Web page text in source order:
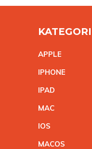
APPLE
IPHONE
IPAD
MAC
IOS
MACOS